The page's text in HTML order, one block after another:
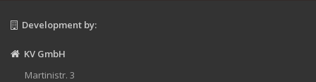
Development by:
KV GmbH
Martinistr. 3